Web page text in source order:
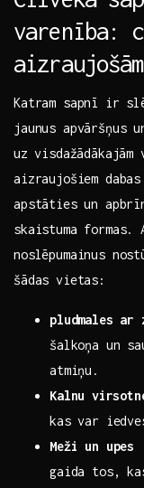
varenība:
Katram sapnī ir
jaunus
⁢uz
aizraujošiem
apstāties un
skaistuma
noslēpumainus
šādas vietas:
pludmales
šalkoņa un
atmiņu.
Kalnu⁤
kas var
Meži un upes
gaida tos,‌